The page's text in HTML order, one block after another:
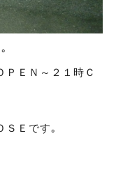
ＰＥＮ～２１時Ｃ
ＳＥです｡